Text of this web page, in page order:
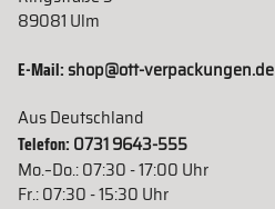
89081 Ulm
E-Mail:shop@ott-verpackungen.de
Aus Deutschland
Telefon: 0731 9643-555
Mo.–Do.: 07:30 - 17:00 Uhr
Fr.: 07:30 - 15:30 Uhr